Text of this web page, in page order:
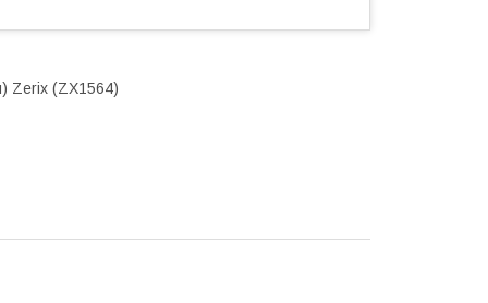
Zerix (ZX1564)